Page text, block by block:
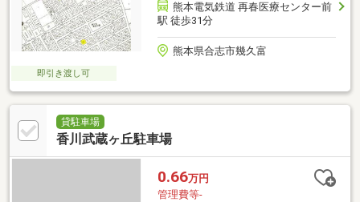
熊本電気鉄道 再春医療センター前
駅 徒歩31分
熊本県合志市幾久富
即引き渡し可
貸駐車場
香川武蔵ヶ丘駐車場
0.66万円
管理費等-